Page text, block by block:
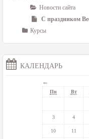
Новости сайта
С праздником
Курсы
КАЛЕНДАРЬ
←
Пн Вт
3 4
10 11